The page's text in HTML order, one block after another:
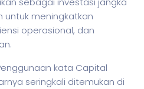
untuk meningkatkan
operasional, dan
kata Capital
seringkali ditemukan di